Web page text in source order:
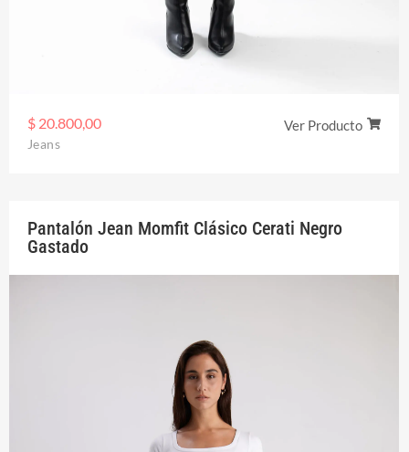
$ 20.800,00 Ver Producto
Jeans
Pantalón Jean Momfit Clásico Cerati Negro
Gastado